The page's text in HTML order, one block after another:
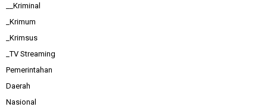
__Kriminal
_Krimum
_Krimsus
_TV Streaming
Pemerintahan
Daerah
Nasional